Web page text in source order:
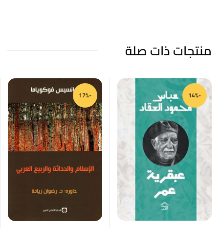
منتجات ذات صلة
-14%
-17%